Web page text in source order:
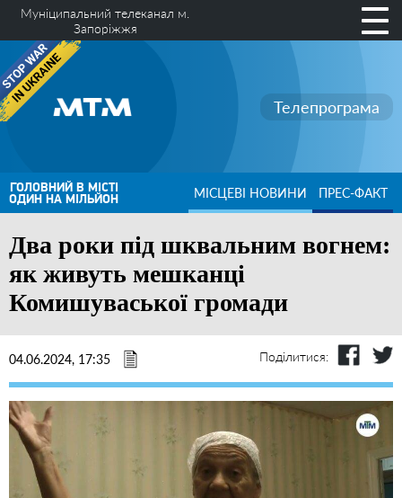
Муніципальний телеканал м.
Запоріжжя
Телепрограма
ГОЛОВНИЙ В МІСТІ
ОДИН НА МІЛЬЙОН МІСЦЕВІ НОВИНИ ПРЕС-ФАКТ
Два роки під шквальним вогнем:
як живуть мешканці
Комишуваської громади
04.06.2024, 17:35 Поділитися: